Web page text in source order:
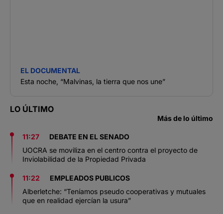
EL DOCUMENTAL
Esta noche, “Malvinas, la tierra que nos une”
LO ÚLTIMO
Más de lo último
11:27
DEBATE EN EL SENADO
UOCRA se moviliza en el centro contra el proyecto de
Inviolabilidad de la Propiedad Privada
11:22
EMPLEADOS PUBLICOS
Alberletche: “Teníamos pseudo cooperativas y mutuales
que en realidad ejercían la usura”